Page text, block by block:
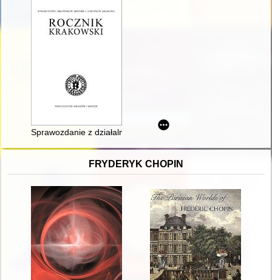
Sprawozdanie z działalności Komitetu Opieki Nad Kopcem
FRYDERYK CHOPIN